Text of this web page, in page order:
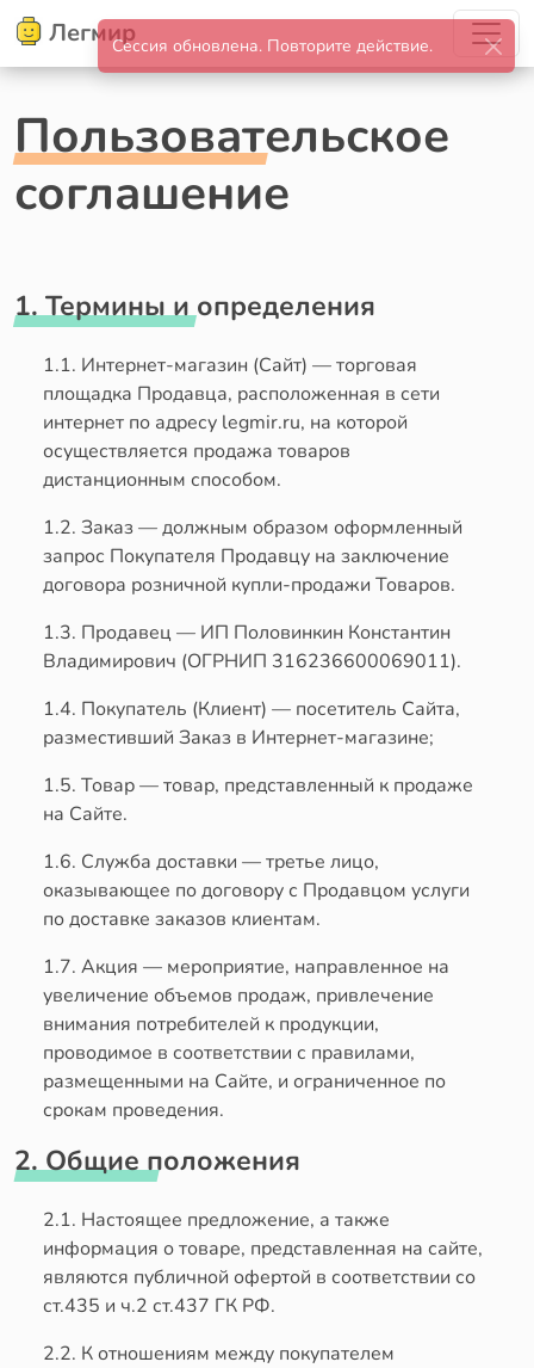
Легмир
Пользовательское
соглашение
1. Термины и определения
1.1. Интернет-магазин (Сайт) — торговая
площадка Продавца, расположенная в сети
интернет по адресу legmir.ru, на которой
осуществляется продажа товаров
дистанционным способом.
1.2. Заказ — должным образом оформленный
запрос Покупателя Продавцу на заключение
договора розничной купли-продажи Товаров.
1.3. Продавец — ИП Половинкин Константин
Владимирович (ОГРНИП 316236600069011).
1.4. Покупатель (Клиент) — посетитель Сайта,
разместивший Заказ в Интернет-магазине;
1.5. Товар — товар, представленный к продаже
на Сайте.
1.6. Служба доставки — третье лицо,
оказывающее по договору с Продавцом услуги
по доставке заказов клиентам.
1.7. Акция — мероприятие, направленное на
увеличение объемов продаж, привлечение
внимания потребителей к продукции,
проводимое в соответствии с правилами,
размещенными на Сайте, и ограниченное по
срокам проведения.
2. Общие положения
2.1. Настоящее предложение, а также
информация о товаре, представленная на сайте,
являются публичной офертой в соответствии со
ст.435 и ч.2 ст.437 ГК РФ.
2.2. К отношениям между покупателем